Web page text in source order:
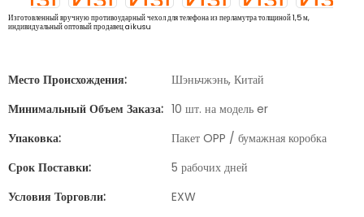
Изготовленный вручную противоударный чехол для телефона из перламутра толщиной 1,5 м,
индивидуальный оптовый продавец aikusu
Место Происхождения:
Шэньчжэнь, Китай
Минимальный Объем Заказа: 10 шт. на модель er
Упаковка:
Пакет OPP / бумажная коробка
Срок Поставки:
5 рабочих дней
Условия Торговли:
EXW